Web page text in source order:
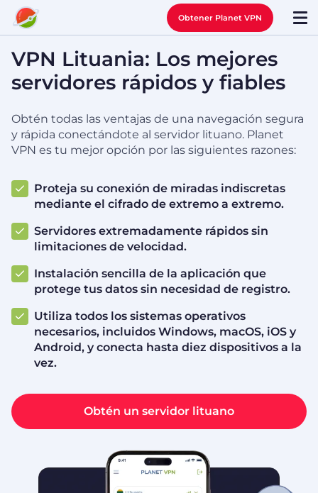
Obtener Planet VPN
VPN Lituania: Los mejores
servidores rápidos y fiables
Obtén todas las ventajas de una navegación segura
y rápida conectándote al servidor lituano. Planet
VPN es tu mejor opción por las siguientes razones:
Proteja su conexión de miradas indiscretas
mediante el cifrado de extremo a extremo.
Servidores extremadamente rápidos sin
limitaciones de velocidad.
Instalación sencilla de la aplicación que
protege tus datos sin necesidad de registro.
Utiliza todos los sistemas operativos
necesarios, incluidos Windows, macOS, iOS y
Android, y conecta hasta diez dispositivos a la
vez.
Obtén un servidor lituano